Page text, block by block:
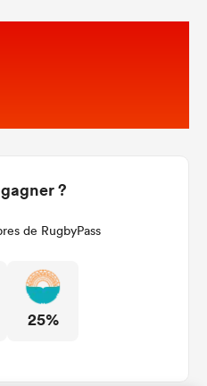
?
de RugbyPass
25%